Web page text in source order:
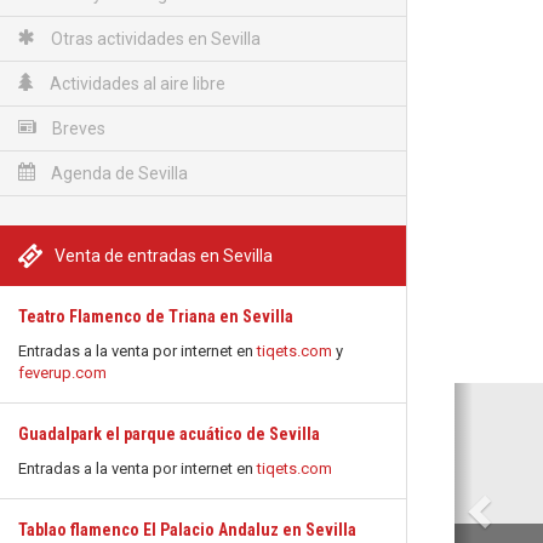
Otras actividades en Sevilla
Actividades al aire libre
Breves
Agenda de Sevilla
Venta de entradas en Sevilla
Teatro Flamenco de Triana en Sevilla
Entradas a la venta por internet entiqets.com y
feverup.com
Guadalpark el parque acuático de Sevilla
Entradas a la venta por internet entiqets.com
Tablao flamenco El Palacio Andaluz en Sevilla